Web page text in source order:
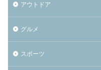
アウトドア
グルメ
スポーツ